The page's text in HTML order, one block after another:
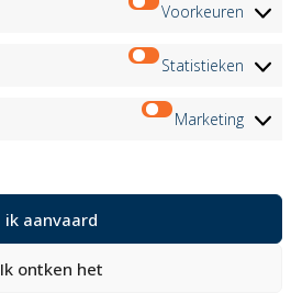
Voorkeuren
Statistieken
Marketing
ik aanvaard
Ik ontken het